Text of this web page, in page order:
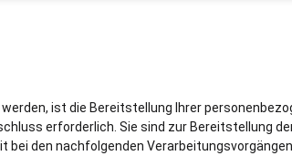
ist die Bereitstellung Ihrer
erforderlich. Sie sind zur Bereitstellung
bei den nachfolgenden